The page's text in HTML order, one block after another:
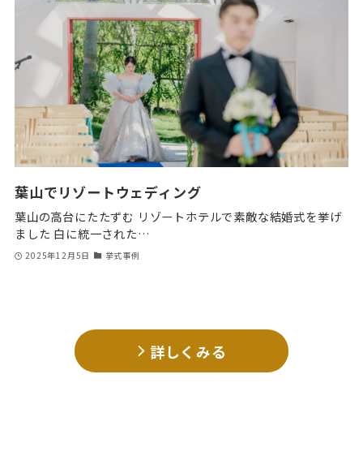
葉山でリゾートウェディング
葉山の高台にたたずむ リゾートホテルで素敵な結婚式を挙げ
ました 白に統一された…
2025年12月5日 挙式事例
詳しくみる